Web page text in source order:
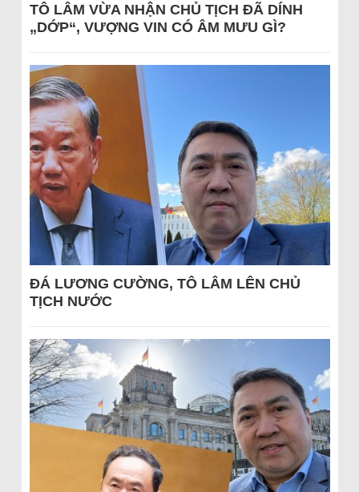
TÔ LÂM VỪA NHẬN CHỦ TỊCH ĐÃ DÍNH
„DỚP“, VƯỢNG VIN CÓ ÂM MƯU GÌ?
ĐÁ LƯƠNG CƯỜNG, TÔ LÂM LÊN CHỦ
TỊCH NƯỚC